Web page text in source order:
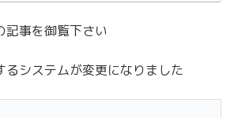
記事を御覧下さい
るシステムが変更になりました